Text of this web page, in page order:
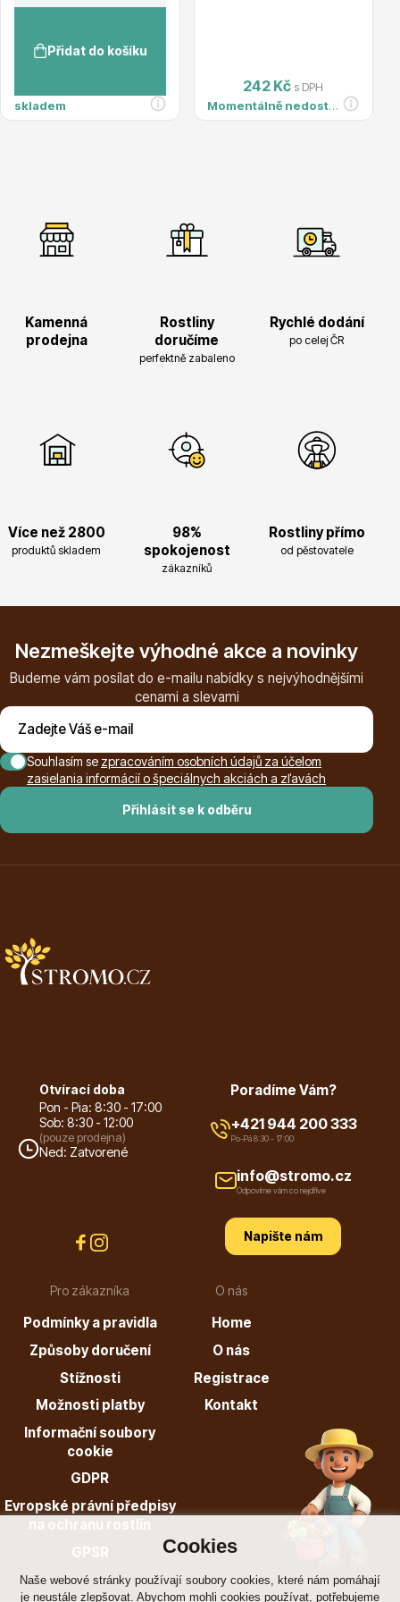
Cookies
Naše webové stránky používají soubory cookies, které nám pomáhají
je neustále zlepšovat. Abychom mohli cookies používat, potřebujeme
Živé ploty
Okrasné keře
Plazivé rostliny
Popínavé rostliny
Listnaté stromy
Bambusy
Dekorace
Přidat do košíku
skladem
242 Kč s DPH
Momentálně nedostupné
Kamenná
prodejna
Rostliny
doručíme
perfektně zabaleno
Rychlé dodání
po celej ČR
Více než 2800
produktů skladem
98%
spokojenost
zákazníků
Rostliny přímo
od pěstovatele
Nezmeškejte výhodné akce a novinky
Budeme vám posílat do e-mailu nabídky s nejvýhodnějšími
cenami a slevami
Přihlásit se k odběru
Souhlasím se zpracováním osobních údajů za účelom
zasielania informácií o špeciálnych akciách a zľavách
Otvírací doba
Pon - Pia: 8:30 - 17:00
Sob: 8:30 - 12:00
(pouze prodejna)
Ned: Zatvorené
Pro zákazníka
Podmínky a pravidla
Způsoby doručení
Stížnosti
Možnosti platby
Informační soubory
cookie
GDPR
Evropské právní předpisy
na ochranu rostlin
GPSR
O nás
Home
O nás
Registrace
Kontakt
Poradíme Vám?
+421 944 200 333
Po-Pá 8:30 - 17:00
info@stromo.cz
Odpovíme vám co nejdříve
Napište nám